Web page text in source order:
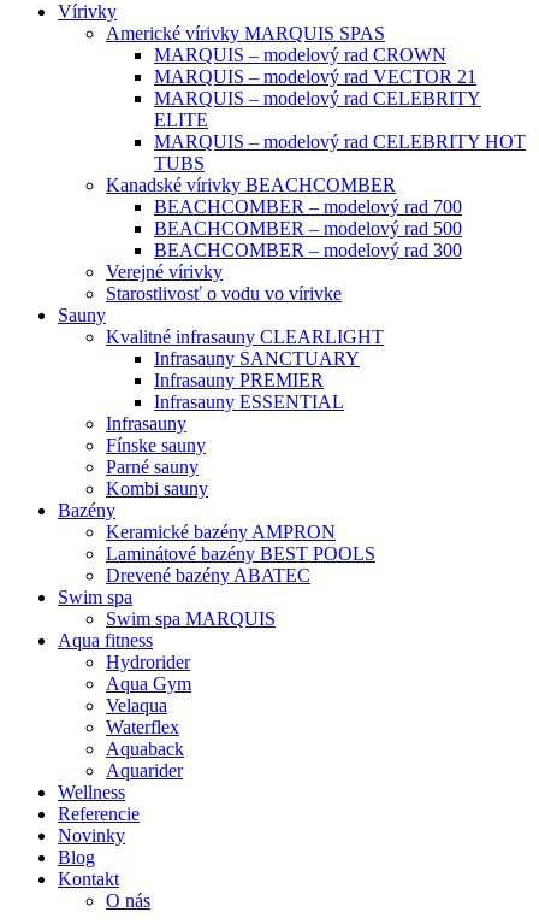
Vírivky
Americké vírivky MARQUIS SPAS
MARQUIS – modelový rad CROWN
MARQUIS – modelový rad VECTOR 21
MARQUIS – modelový rad CELEBRITY
ELITE
MARQUIS – modelový rad CELEBRITY HOT
TUBS
Kanadské vírivky BEACHCOMBER
BEACHCOMBER – modelový rad 700
BEACHCOMBER – modelový rad 500
BEACHCOMBER – modelový rad 300
Verejné vírivky
Starostlivosť o vodu vo vírivke
Sauny
Kvalitné infrasauny CLEARLIGHT
Infrasauny SANCTUARY
Infrasauny PREMIER
Infrasauny ESSENTIAL
Infrasauny
Fínske sauny
Parné sauny
Kombi sauny
Bazény
Keramické bazény AMPRON
Laminátové bazény BEST POOLS
Drevené bazény ABATEC
Swim spa
Swim spa MARQUIS
Aqua fitness
Hydrorider
Aqua Gym
Velaqua
Waterflex
Aquaback
Aquarider
Wellness
Referencie
Novinky
Blog
Kontakt
O nás